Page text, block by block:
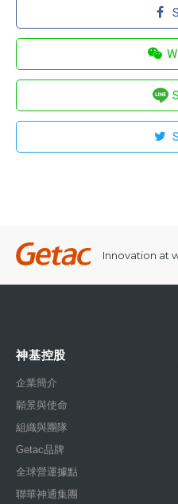
Innovation at
神基控股
企業簡介
願景與使命
組織與團隊
Getac品牌
全球營運據點
聯華神通集團